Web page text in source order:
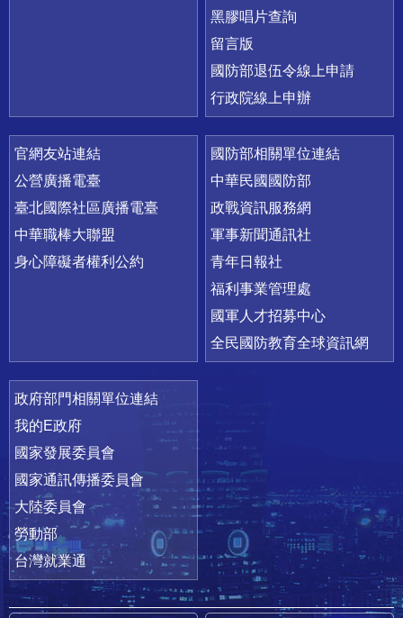
黑膠唱片查詢
留言版
國防部退伍令線上申請
行政院線上申辦
官網友站連結
公營廣播電臺
臺北國際社區廣播電臺
中華職棒大聯盟
身心障礙者權利公約
國防部相關單位連結
中華民國國防部
政戰資訊服務網
軍事新聞通訊社
青年日報社
福利事業管理處
國軍人才招募中心
全民國防教育全球資訊網
政府部門相關單位連結
我的E政府
國家發展委員會
國家通訊傳播委員會
大陸委員會
勞動部
台灣就業通